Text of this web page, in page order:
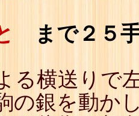
まで２５
る横送りで
の銀を動か